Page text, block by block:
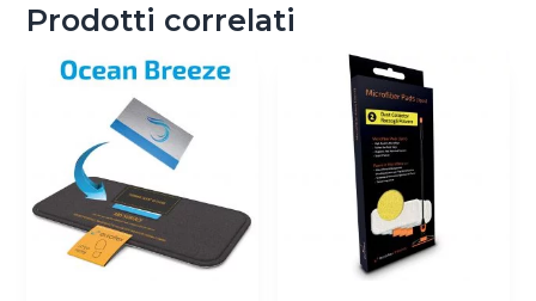
Prodotti correlati